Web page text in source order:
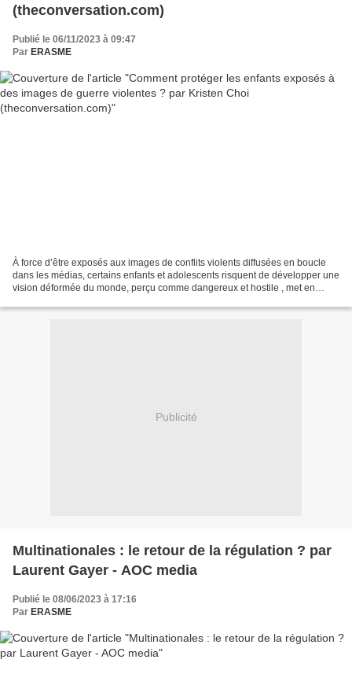
(theconversation.com)
Publié le 06/11/2023 à 09:47
Par ERASME
À force d’être exposés aux images de conflits violents diffusées en boucle
dans les médias, certains enfants et adolescents risquent de développer une
vision déformée du monde, perçu comme dangereux et hostile , met en
Publicité
Multinationales : le retour de la régulation ? par
Laurent Gayer - AOC media
Publié le 08/06/2023 à 17:16
Par ERASME